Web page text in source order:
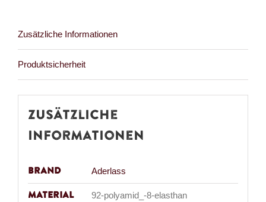
Zusätzliche Informationen
Produktsicherheit
Zusätzliche
Informationen
Brand Aderlass
Material 92-polyamid_-8-elasthan